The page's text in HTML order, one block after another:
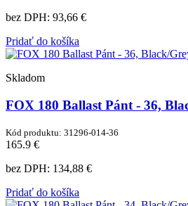
bez DPH: 93,66 €
Pridať do košíka
Skladom
FOX 180 Ballast Pánt - 36,
Kód produktu: 31296-014-36
165.9 €
bez DPH: 134,88 €
Pridať do košíka